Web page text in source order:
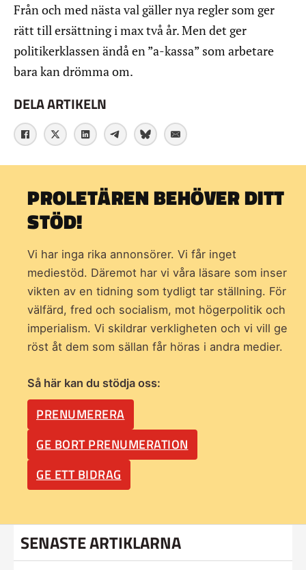
Från och med nästa val gäller nya regler som ger
rätt till ersättning i max två år. Men det ger
politikerklassen ändå en ”a-kassa” som arbetare
bara kan drömma om.
DELA ARTIKELN
PROLETÄREN BEHÖVER DITT
STÖD!
Vi har inga rika annonsörer. Vi får inget
mediestöd. Däremot har vi våra läsare som inser
vikten av en tidning som tydligt tar ställning. För
välfärd, fred och socialism, mot högerpolitik och
imperialism. Vi skildrar verkligheten och vi vill ge
röst åt dem som sällan får höras i andra medier.
Så här kan du stödja oss:
PRENUMERERA
GE BORT PRENUMERATION
GE ETT BIDRAG
SENASTE ARTIKLARNA